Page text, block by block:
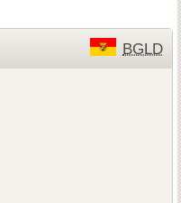
BGLD